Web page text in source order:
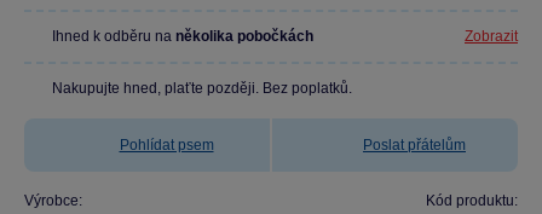
Ihned k odběru na několika pobočkách Zobrazit
Nakupujte hned, plaťte později. Bez poplatků.
Pohlídat psem Poslat přátelům
Výrobce:
Kód produktu: